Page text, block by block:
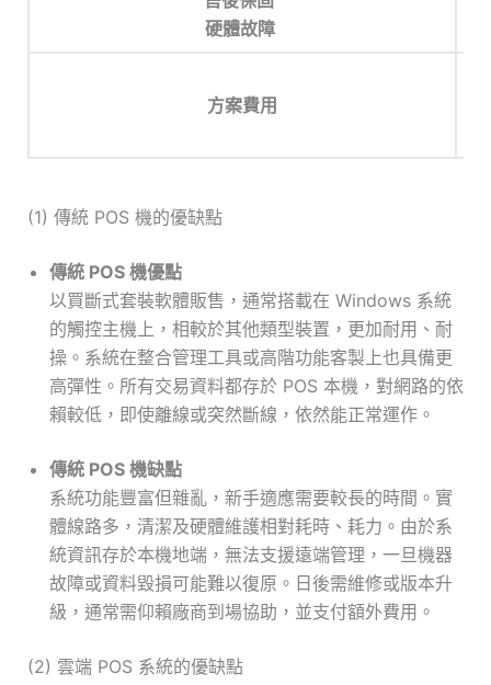
硬體故障
方案費用
(1) 傳統 POS 機的優缺點
傳統 POS 機優點
以買斷式套裝軟體販售，通常搭載在 Windows 系統
的觸控主機上，相較於其他類型裝置，更加耐用、耐
操。系統在整合管理工具或高階功能客製上也具備更
高彈性。所有交易資料都存於 POS 本機，對網路的依
賴較低，即使離線或突然斷線，依然能正常運作。
傳統 POS 機缺點
系統功能豐富但雜亂，新手適應需要較長的時間。實
體線路多，清潔及硬體維護相對耗時、耗力。由於系
統資訊存於本機地端，無法支援遠端管理，一旦機器
故障或資料毀損可能難以復原。日後需維修或版本升
級，通常需仰賴廠商到場協助，並支付額外費用。
(2) 雲端 POS 系統的優缺點